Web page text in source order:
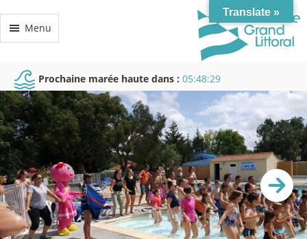
Menu
Prochaine marée haute dans : 05:48:28
Translate »